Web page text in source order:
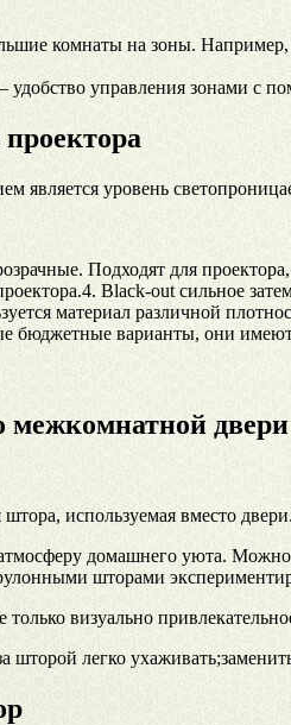
комнаты на зоны. Например,
удобство управления зонами
является уровень
Подходят для
Black-out сильное
материал различной
бюджетные варианты, они
межкомнатной двери
используемая вместо
домашнего уюта.
шторами
визуально
легко